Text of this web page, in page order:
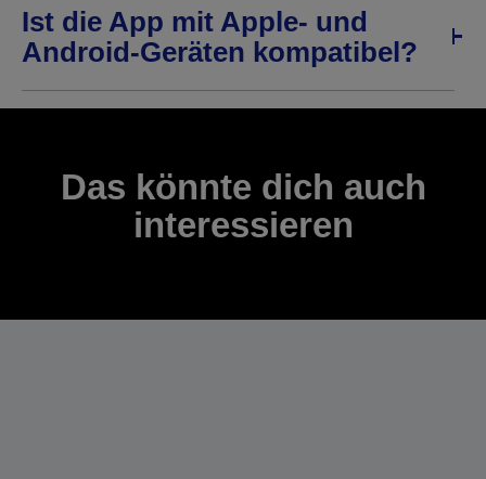
Ist die App mit Apple- und
Android-Geräten kompatibel?
Das könnte dich auch
interessieren